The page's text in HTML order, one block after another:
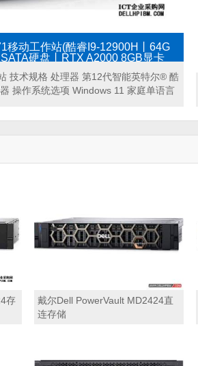
移动工作站(酷睿I9-12900H丨64G
硬盘丨RTX A2000 8GB显卡
技术规格 处理器 第12代智能英特尔® 酷
操作系统选项 Windows 11 家庭单语言
存
戴尔Dell PowerVault MD2424直
连存储